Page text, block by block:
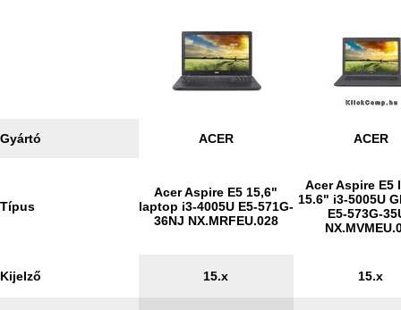
Gyártó ACER ACER
Típus
Acer Aspire E5 15,6"
laptop i3-4005U E5-571G-
36NJ NX.MRFEU.028
Acer Aspire E5
15.6" i3-5005U
E5-573G-
Kijelző 15.x 15.x